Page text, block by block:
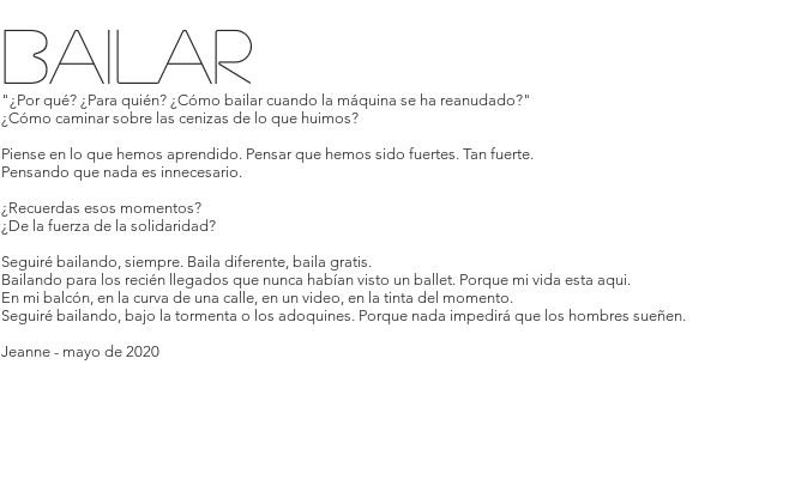
BAILAR
"¿Por qué? ¿Para quién? ¿Cómo bailar cuando la máquina se ha reanudado?"
¿Cómo caminar sobre las cenizas de lo que huimos?
Piense en lo que hemos aprendido. Pensar que hemos sido fuertes. Tan fuerte.
Pensando que nada es innecesario.
¿Recuerdas esos momentos?
¿De la fuerza de la solidaridad?
Seguiré bailando, siempre. Baila diferente, baila gratis.
Bailando para los recién llegados que nunca habían visto un ballet. Porque mi vida esta aqui.
En mi balcón, en la curva de una calle, en un video, en la tinta del momento.
Seguiré bailando, bajo la tormenta o los adoquines. Porque nada impedirá que los hombres sueñen.
Jeanne - mayo de 2020